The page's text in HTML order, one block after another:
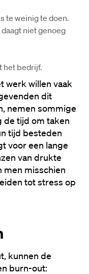
te weinig te doen.
niet genoeg
het bedrijf.
werk willen vaak
dit
nemen sommige
de tijd om taken
tijd besteden
voor een lange
van drukte
men misschien
tot stress op
kunnen de
burn-out: